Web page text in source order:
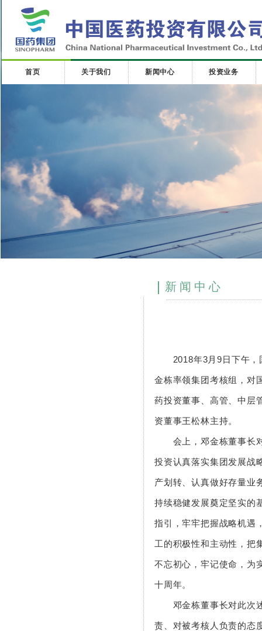
首页 关于我们 新闻中心 投资业务
新闻中心
2018年3月9日下午
金栋率领集团考核组，对
药投资董事、高管、中层
资董事王松林主持。
会上，邓金栋董事长
投资认真落实集团发展战
产划转、认真做好存量业
持续稳健发展奠定坚实的
指引，牢牢把握战略机遇
工的积极性和主动性，把
不忘初心，牢记使命，为
十周年。
邓金栋董事长对此次
责、对被考核人负责的态